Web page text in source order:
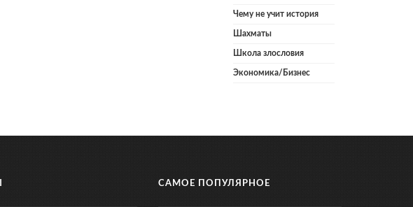
Чему не учит история
Шахматы
Школа злословия
Экономика/Бизнес
САМОЕ ПОПУЛЯРНОЕ